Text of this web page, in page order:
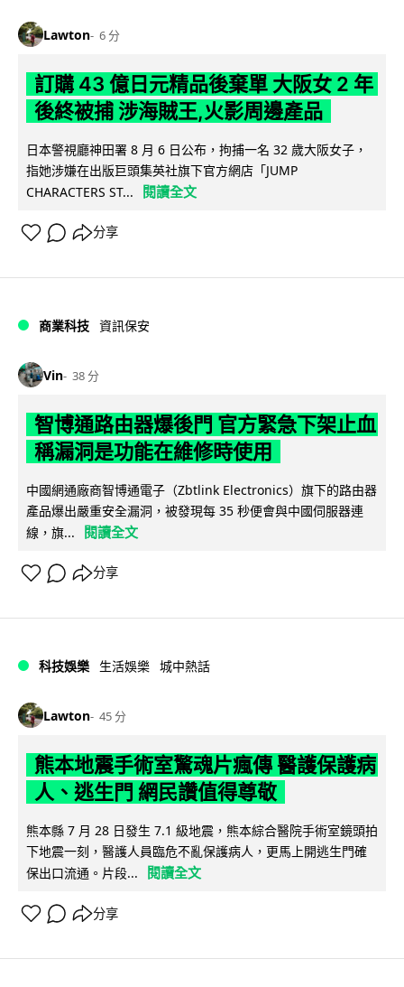
Lawton 6 分
訂購 43 億日元精品後棄單 大阪女 2 年
後終被捕 涉海賊王,火影周邊產品
日本警視廳神田署 8 月 6 日公布，拘捕一名 32 歲大阪女子，
指她涉嫌在出版巨頭集英社旗下官方網店「JUMP
CHARACTERS ST...
閱讀全文
分享
商業科技 資訊保安
Vin 38 分
智博通路由器爆後門 官方緊急下架止血
稱漏洞是功能在維修時使用
中國網通廠商智博通電子（Zbtlink Electronics）旗下的路由器
產品爆出嚴重安全漏洞，被發現每 35 秒便會與中國伺服器連
線，旗...
閱讀全文
分享
科技娛樂 生活娛樂 城中熱話
Lawton 45 分
熊本地震手術室驚魂片瘋傳 醫護保護病
人、逃生門 網民讚值得尊敬
熊本縣 7 月 28 日發生 7.1 級地震，熊本綜合醫院手術室鏡頭拍
下地震一刻，醫護人員臨危不亂保護病人，更馬上開逃生門確
保出口流通。片段...
閱讀全文
分享